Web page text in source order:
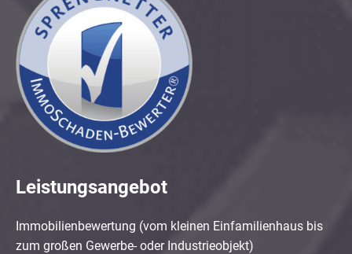
Leistungsangebot
Immobilienbewertung (vom kleinen Einfamilienhaus bis
zum großen Gewerbe- oder Industrieobjekt)